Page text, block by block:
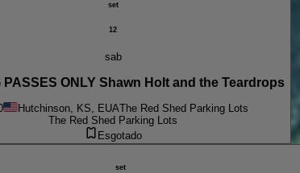
set
12
sab
PASSES ONLY Shawn Holt and the Teardrops
Hutchinson, KS, EUAThe Red Shed Parking Lots
The Red Shed Parking Lots
Esgotado
set